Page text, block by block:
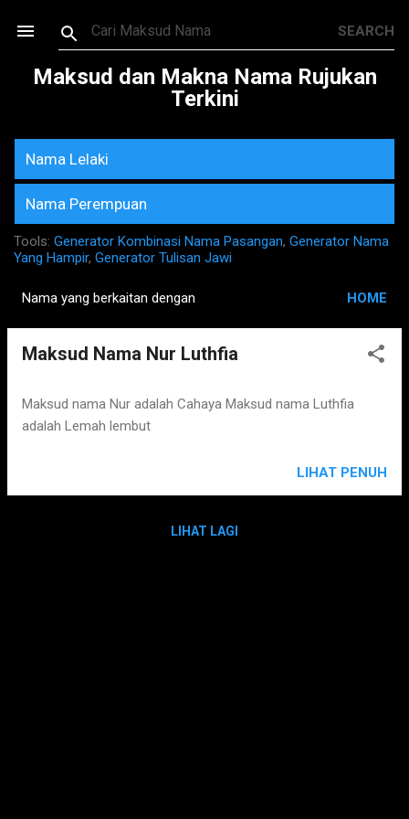
Skip to main content
Maksud dan Makna Nama Rujukan
Terkini
Nama Lelaki
Nama Perempuan
Tools: Generator Kombinasi Nama Pasangan, Generator Nama
Yang Hampir, Generator Tulisan Jawi
o
Nama yang berkaitan dengan HOME
Maksud Nama Nur Luthfia
Maksud nama Nur adalah Cahaya Maksud nama Luthfia
adalah Lemah lembut
LIHAT PENUH
LIHAT LAGI